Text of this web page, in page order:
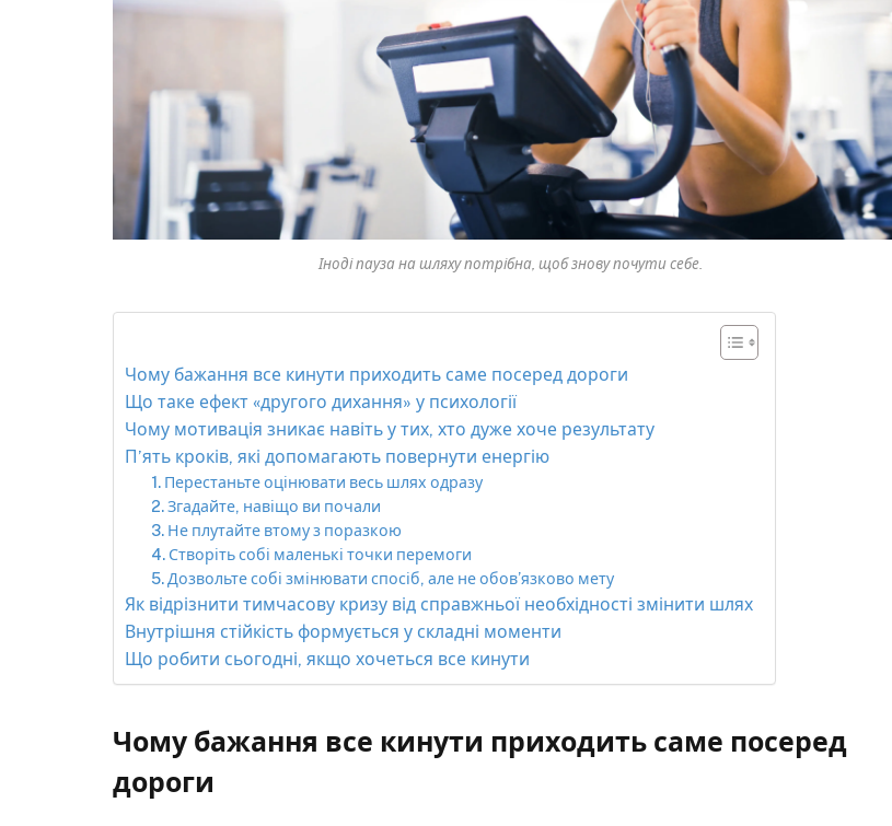
Іноді пауза на шляху потрібна, щоб знову почути себе.
Чому бажання все кинути приходить саме посеред дороги
Що таке ефект «другого дихання» у психології
Чому мотивація зникає навіть у тих, хто дуже хоче результату
П’ять кроків, які допомагають повернути енергію
1. Перестаньте оцінювати весь шлях одразу
2. Згадайте, навіщо ви почали
3. Не плутайте втому з поразкою
4. Створіть собі маленькі точки перемоги
5. Дозвольте собі змінювати спосіб, але не обов’язково мету
Як відрізнити тимчасову кризу від справжньої необхідності змінити шлях
Внутрішня стійкість формується у складні моменти
Що робити сьогодні, якщо хочеться все кинути
Чому бажання все кинути приходить саме посеред
дороги